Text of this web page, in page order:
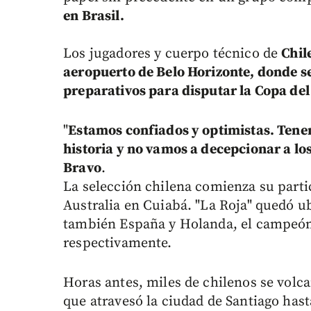
en Brasil.
Los jugadores y cuerpo técnico de
aeropuerto de Belo Horizonte, donde
preparativos para disputar la Copa
"Estamos confiados y optimistas.
historia y no vamos a decepcionar a
Bravo.
La selección chilena comienza su
Australia en Cuiabá. "La Roja" quedó
también España y Holanda, el
respectivamente.
Horas antes, miles de chilenos se
que atravesó la ciudad de Santiago